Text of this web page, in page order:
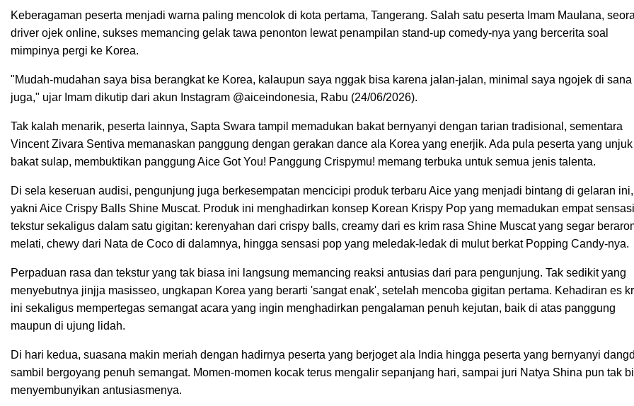
Keberagaman peserta menjadi warna paling mencolok di kota pertama, Tangerang. Salah satu peserta Imam Maulana,
driver ojek online, sukses memancing gelak tawa penonton lewat penampilan stand-up comedy-nya yang bercerita soal
mimpinya pergi ke Korea.
"Mudah-mudahan saya bisa berangkat ke Korea, kalaupun saya nggak bisa karena jalan-jalan, minimal saya ngojek di sana
juga," ujar Imam dikutip dari akun Instagram @aiceindonesia, Rabu (24/06/2026).
Tak kalah menarik, peserta lainnya, Sapta Swara tampil memadukan bakat bernyanyi dengan tarian tradisional, sementara
Vincent Zivara Sentiva memanaskan panggung dengan gerakan dance ala Korea yang enerjik. Ada pula peserta yang unjuk
bakat sulap, membuktikan panggung Aice Got You! Panggung Crispymu! memang terbuka untuk semua jenis talenta.
Di sela keseruan audisi, pengunjung juga berkesempatan mencicipi produk terbaru Aice yang menjadi bintang di gelaran ini,
yakni Aice Crispy Balls Shine Muscat. Produk ini menghadirkan konsep Korean Krispy Pop yang memadukan empat sensasi
tekstur sekaligus dalam satu gigitan: kerenyahan dari crispy balls, creamy dari es krim rasa Shine Muscat yang segar
melati, chewy dari Nata de Coco di dalamnya, hingga sensasi pop yang meledak-ledak di mulut berkat Popping Candy-nya.
Perpaduan rasa dan tekstur yang tak biasa ini langsung memancing reaksi antusias dari para pengunjung. Tak sedikit yang
menyebutnya jinjja masisseo, ungkapan Korea yang berarti 'sangat enak', setelah mencoba gigitan pertama. Kehadiran es
ini sekaligus mempertegas semangat acara yang ingin menghadirkan pengalaman penuh kejutan, baik di atas panggung
maupun di ujung lidah.
Di hari kedua, suasana makin meriah dengan hadirnya peserta yang berjoget ala India hingga peserta yang bernyanyi
sambil bergoyang penuh semangat. Momen-momen kocak terus mengalir sepanjang hari, sampai juri Natya Shina pun tak
menyembunyikan antusiasmenya.